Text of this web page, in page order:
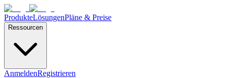
ProdukteLösungenPläne & Preise
Ressourcen
AnmeldenRegistrieren